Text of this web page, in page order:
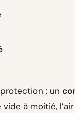
: un
à moitié,